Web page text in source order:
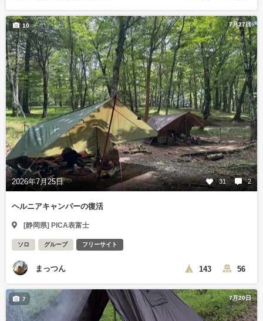
7月27日
2026年7月25日 31 2
10
ヘルニアキャンパーの復活
[静岡県] PICA表富士
ソロ グループ フリーサイト
まっつん 143 56
7月20日
7